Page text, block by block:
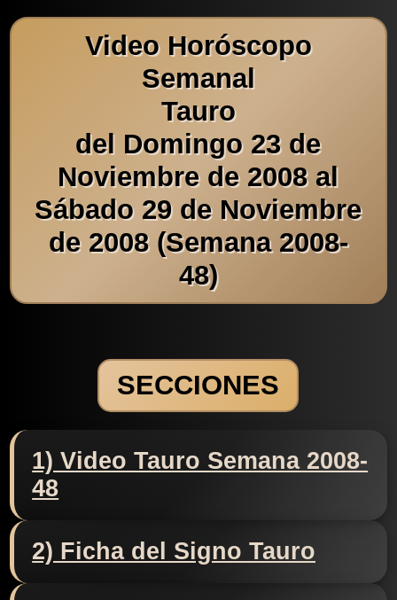
Video Horóscopo
Semanal
Tauro
del Domingo 23 de
Noviembre de 2008 al
Sábado 29 de Noviembre
de 2008 (Semana 2008-
48)
SECCIONES
1) Video Tauro Semana 2008-
48
2) Ficha del Signo Tauro